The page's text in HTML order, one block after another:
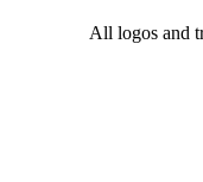
All logos and